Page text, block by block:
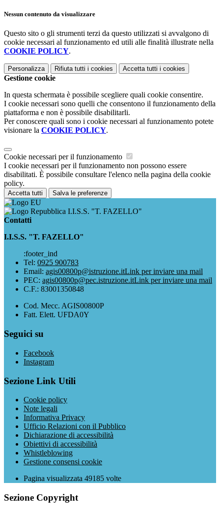
Nessun contenuto da visualizzare
Questo sito o gli strumenti terzi da questo utilizzati si avvalgono di
cookie necessari al funzionamento ed utili alle finalità illustrate nella
COOKIE POLICY.
Personalizza Rifiuta tutti i cookies Accetta tutti i cookies
Gestione cookie
In questa schermata è possibile scegliere quali cookie consentire.
I cookie necessari sono quelli che consentono il funzionamento della
piattaforma e non è possibile disabilitarli.
Per conoscere quali sono i cookie necessari al funzionamento potete
visionare la COOKIE POLICY.
Cookie necessari per il funzionamento
I cookie necessari per il funzionamento non possono essere
disabilitati. È possibile consultare l'elenco nella pagina della cookie
policy.
Accetta tutti Salva le preferenze
I.I.S.S. "T. FAZELLO"
Contatti
I.I.S.S. "T. FAZELLO"
:footer_ind
Tel: 0925 900783
Email: agis00800p@istruzione.itLink per inviare una mail
PEC: agis00800p@pec.istruzione.itLink per inviare una mail
C.F.: 83001350848
Cod. Mecc. AGIS00800P
Fatt. Elett. UFDA0Y
Seguici su
Facebook
Instagram
Sezione Link Utili
Cookie policy
Note legali
Informativa Privacy
Ufficio Relazioni con il Pubblico
Dichiarazione di accessibilità
Obiettivi di accessibilità
Whistleblowing
Gestione consensi cookie
Pagina visualizzata 49185 volte
Sezione Copyright